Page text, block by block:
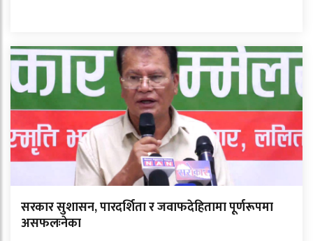
सरकार सुशासन, पारदर्शिता र जवाफदेहितामा पूर्णरूपमा
असफलःनेका